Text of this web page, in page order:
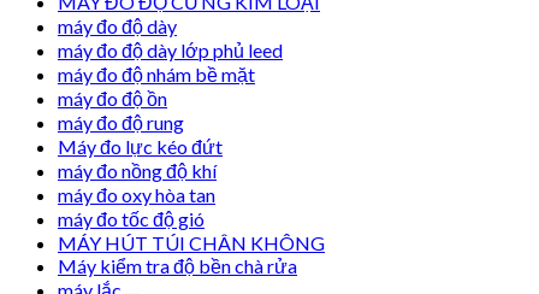
máy đo độ dày
máy đo độ dày lớp phủ leed
máy đo độ nhám bề mặt
máy đo độ ồn
máy đo độ rung
Máy đo lực kéo đứt
máy đo nồng độ khí
máy đo oxy hòa tan
máy đo tốc độ gió
MÁY HÚT TÚI CHÂN KHÔNG
Máy kiểm tra độ bền chà rửa